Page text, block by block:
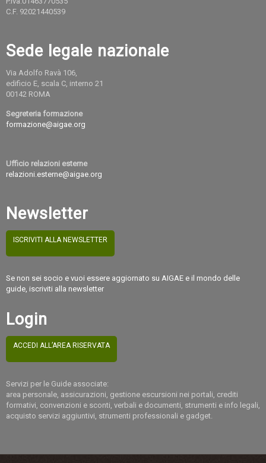
C.F. 92021440539
Sede legale nazionale
Via Adolfo Ravà 106,
edificio E, scala C, interno 21
00142 ROMA
Segreteria formazione
formazione@aigae.org
Ufficio relazioni esterne
relazioni.esterne@aigae.org
Newsletter
ISCRIVITI ALLA NEWSLETTER
Se non sei socio e vuoi essere aggiornato su AIGAE e il mondo delle
guide, iscriviti alla newsletter
Login
ACCEDI ALL’AREA RISERVATA
Servizi per le Guide associate:
area personale, assicurazioni, gestione escursioni nei portali, crediti
formativi, convenzioni e sconti, verbali e documenti, strumenti e info legali,
acquisto servizi aggiuntivi, strumenti professionali e gadget.